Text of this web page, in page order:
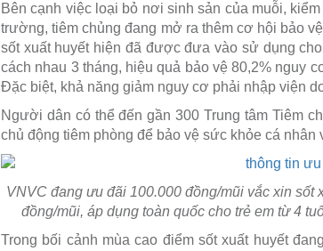
Bên cạnh việc loại bỏ nơi sinh sản của muỗi,
trường, tiêm chủng đang mở ra thêm cơ hội bảo
sốt xuất huyết hiện đã được đưa vào sử dụng
cách nhau 3 tháng, hiệu quả bảo vệ 80,2% nguy
Đặc biệt, khả năng giảm nguy cơ phải nhập viện
Người dân có thể đến gần 300 Trung tâm Tiêm
chủ động tiêm phòng để bảo vệ sức khỏe cá nhân
VNVC đang ưu đãi 100.000 đồng/mũi vắc xin sốt
đồng/mũi, áp dụng toàn quốc cho trẻ em từ 4
Trong bối cảnh mùa cao điểm sốt xuất huyết